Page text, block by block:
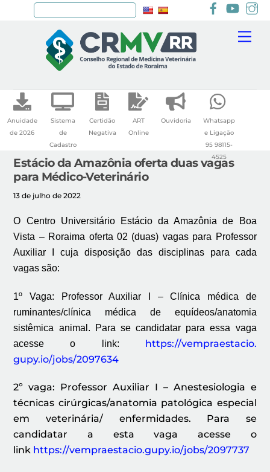
Anuidade
de 2026
Sistema
de
Cadastro
Certidão
Negativa
ART
Online
Ouvidoria
Whatsapp
e Ligação
95 98115-
4525
Estácio da Amazônia oferta duas vagas
para Médico-Veterinário
13 de julho de 2022
O Centro Universitário Estácio da Amazônia de Boa
Vista – Roraima oferta 02 (duas) vagas para Professor
Auxiliar I cuja disposição das disciplinas para cada
vagas são:
1º Vaga: Professor Auxiliar I – Clínica médica de
ruminantes/clínica médica de equídeos/anatomia
sistêmica animal. Para se candidatar para essa vaga
acesse o link: https://vempraestacio.
gupy.io/jobs/2097634
2º vaga: Professor Auxiliar I – Anestesiologia e
técnicas cirúrgicas/anatomia patológica especial
em veterinária/ enfermidades. Para se
candidatar a esta vaga acesse o
link https://vempraestacio.gupy.io/jobs/2097737